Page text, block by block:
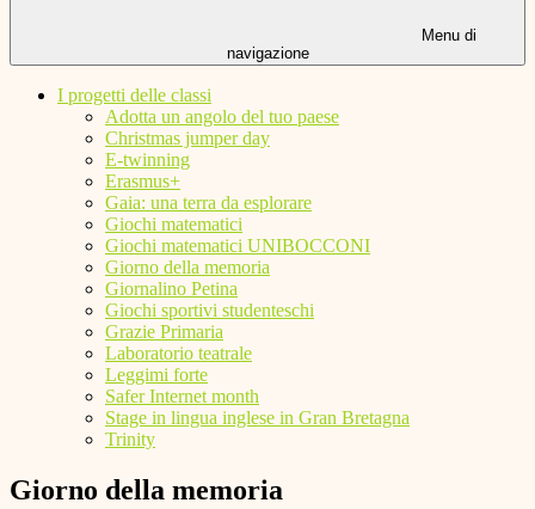
Menu di
navigazione
I progetti delle classi
Adotta un angolo del tuo paese
Christmas jumper day
E-twinning
Erasmus+
Gaia: una terra da esplorare
Giochi matematici
Giochi matematici UNIBOCCONI
Giorno della memoria
Giornalino Petina
Giochi sportivi studenteschi
Grazie Primaria
Laboratorio teatrale
Leggimi forte
Safer Internet month
Stage in lingua inglese in Gran Bretagna
Trinity
Giorno della memoria